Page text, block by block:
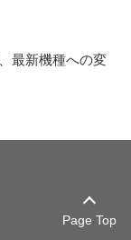
最新機種への変
Page Top